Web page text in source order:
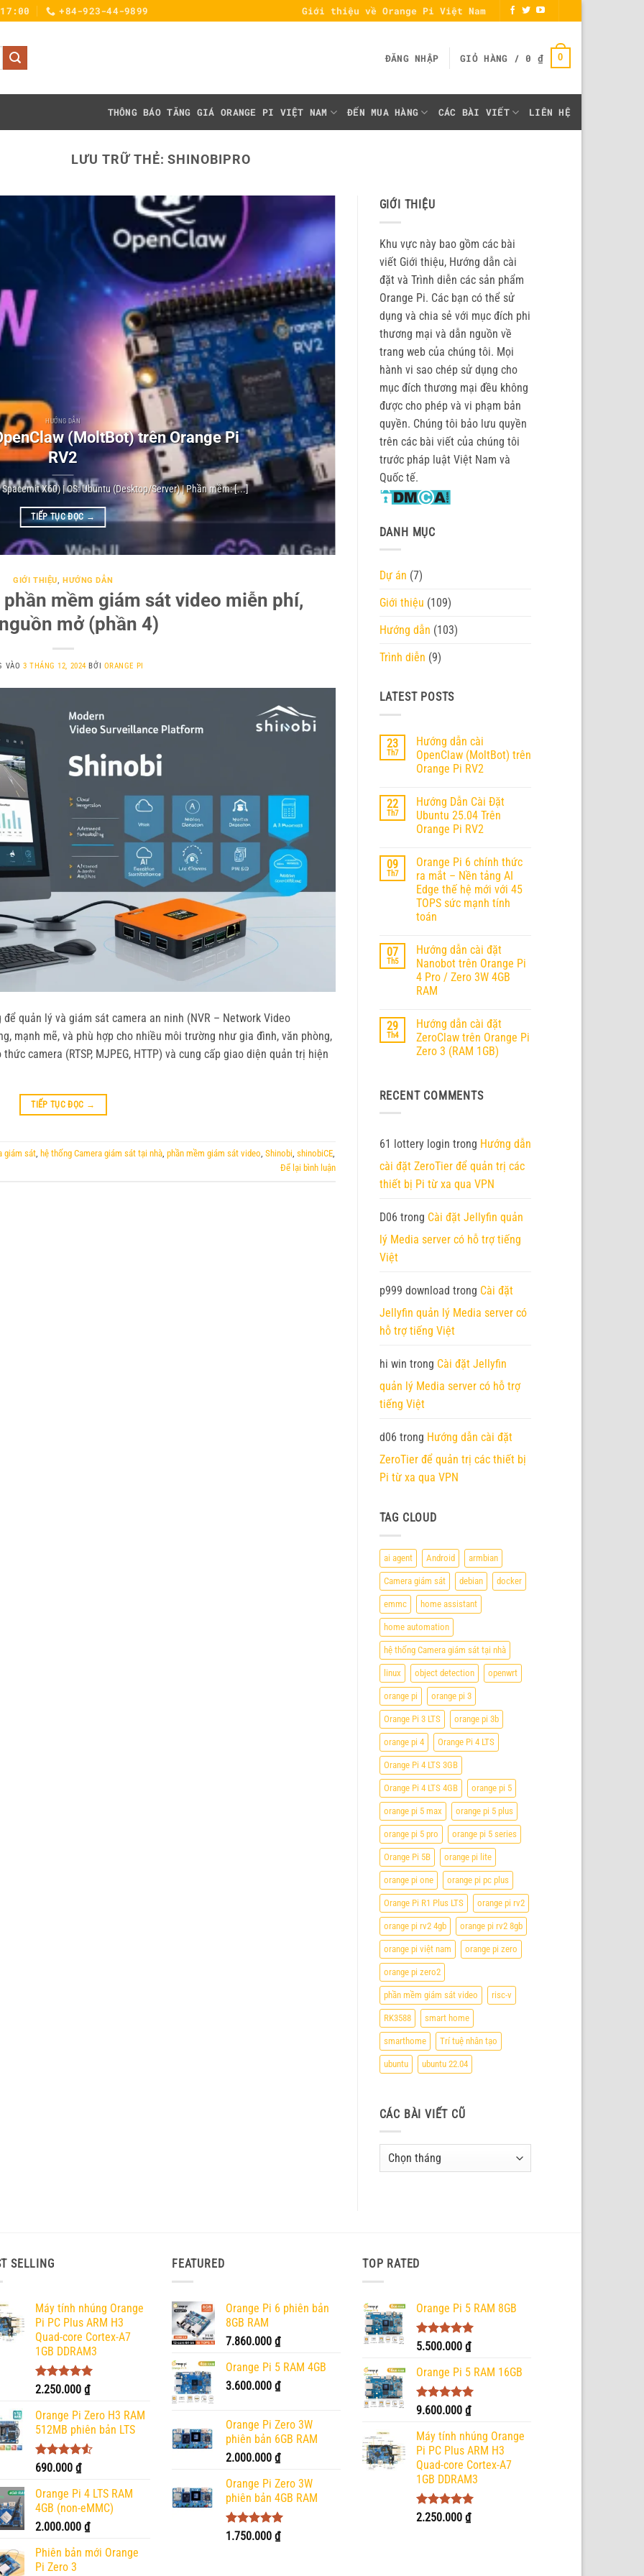
+84-923-44-9899 Giới thiệu về Orange Pi Việt Nam
ĐĂNG NHẬP GIỎ HÀNG / 0 ₫ 0
THÔNG BÁO TĂNG GIÁ ORANGE PI VIỆT NAM ĐẾN MUA HÀNG CÁC BÀI VIẾT LIÊN HỆ
LƯU TRỮ THẺ:SHINOBIPRO
HƯỚNG DẪN
(MoltBot) trên Orange Pi
RV2
Spacemit X60) | OS: Ubuntu (Desktop/Server) | Phần mềm: [...]
TIẾP TỤC ĐỌC →
GIỚI THIỆU, HƯỚNG DẪN
mềm giám sát video miễn phí,
mở (phần 4)
VÀO 3 THÁNG 12, 2024 BỞI ORANGE PI
quản lý và giám sát camera an ninh (NVR – Network Video
mạnh mẽ, và phù hợp cho nhiều môi trường như gia đình, văn phòng,
camera (RTSP, MJPEG, HTTP) và cung cấp giao diện quản trị hiện
TIẾP TỤC ĐỌC →
giám sát, hệ thống Camera giám sát tại nhà, phần mềm giám sát video, Shinobi, shinobiCE,
Để lại bình luận
GIỚI THIỆU
Khu vực này bao gồm các bài
viết Giới thiệu, Hướng dẫn cài
đặt và Trình diễn các sản phẩm
Orange Pi. Các bạn có thể sử
dụng và chia sẻ với mục đích phi
thương mại và dẫn nguồn về
trang web của chúng tôi. Mọi
hành vi sao chép sử dụng cho
mục đích thương mại đều không
được cho phép và vi phạm bản
quyền. Chúng tôi bảo lưu quyền
trên các bài viết của chúng tôi
trước pháp luật Việt Nam và
Quốc tế.
DANH MỤC
Dự án (7)
Giới thiệu (109)
Hướng dẫn (103)
Trình diễn (9)
LATEST POSTS
23
Th7
Hướng dẫn cài
OpenClaw (MoltBot) trên
Orange Pi RV2
bình
luận
ở
Hướng
OpenClaw
(MoltBot)
trên
Orange
Pi
RV2
22
Th7
Hướng Dẫn Cài Đặt
Ubuntu 25.04 Trên
Orange Pi RV2
bình
luận
ở
Hướng
Dẫn
Cài
Đặt
Trên
Orange
Pi
RV2
09
Th7
Orange Pi 6 chính thức
ra mắt – Nền tảng AI
Edge thế hệ mới với 45
TOPS sức mạnh tính
toán
bình
luận
ở
Orange
Pi
6
ra
mắt
–
Nền
thế
hệ
sức
tính
07
Th5
Hướng dẫn cài đặt
Nanobot trên Orange Pi
4 Pro / Zero 3W 4GB
RAM
bình
luận
ở
Hướng
Nanobot
trên
/
3W
4GB
RAM
29
Th4
Hướng dẫn cài đặt
ZeroClaw trên Orange Pi
Zero 3 (RAM 1GB)
luận
ở
đặt
ZeroClaw
Orange
Zero
1GB)
RECENT COMMENTS
61 lottery login trong Hướng dẫn
cài đặt ZeroTier để quản trị các
thiết bị Pi từ xa qua VPN
D06 trong Cài đặt Jellyfin quản
lý Media server có hỗ trợ tiếng
Việt
p999 download trong Cài đặt
Jellyfin quản lý Media server có
hỗ trợ tiếng Việt
hi win trong Cài đặt Jellyfin
quản lý Media server có hỗ trợ
tiếng Việt
d06 trong Hướng dẫn cài đặt
ZeroTier để quản trị các thiết bị
Pi từ xa qua VPN
TAG CLOUD
ai agent Android armbian
Camera giám sát debian docker
emmc home assistant
home automation
hệ thống Camera giám sát tại nhà
linux object detection openwrt
orange pi orange pi 3
Orange Pi 3 LTS orange pi 3b
orange pi 4 Orange Pi 4 LTS
Orange Pi 4 LTS 3GB
Orange Pi 4 LTS 4GB orange pi 5
orange pi 5 max orange pi 5 plus
orange pi 5 pro orange pi 5 series
Orange Pi 5B orange pi lite
orange pi one orange pi pc plus
Orange Pi R1 Plus LTS orange pi rv2
orange pi rv2 4gb orange pi rv2 8gb
orange pi việt nam orange pi zero
orange pi zero2
phần mềm giám sát video risc-v
RK3588 smart home
smarthome Trí tuệ nhân tạo
ubuntu ubuntu 22.04
CÁC BÀI VIẾT CŨ
Các
SELLING
Máy tính nhúng Orange
Pi PC Plus ARM H3
Quad-core Cortex-A7
1GB DDRAM3
Được xếp
5 sao
2.250.000 ₫
Orange Pi Zero H3 RAM
512MB phiên bản LTS
Được xếp
4.50
5 sao
690.000 ₫
Orange Pi 4 LTS RAM
4GB (non-eMMC)
2.000.000 ₫
Phiên bản mới Orange
Pi Zero 3
FEATURED
Orange Pi 6 phiên bản
8GB RAM
7.860.000 ₫
Orange Pi 5 RAM 4GB
3.600.000 ₫
Orange Pi Zero 3W
phiên bản 6GB RAM
2.000.000 ₫
Orange Pi Zero 3W
phiên bản 4GB RAM
Được xếp
1.750.000 ₫
TOP RATED
Orange Pi 5 RAM 8GB
Được xếp
5 sao
5.500.000 ₫
Orange Pi 5 RAM 16GB
Được xếp
5 sao
9.600.000 ₫
Máy tính nhúng Orange
Pi PC Plus ARM H3
Quad-core Cortex-A7
1GB DDRAM3
Được xếp
2.250.000 ₫